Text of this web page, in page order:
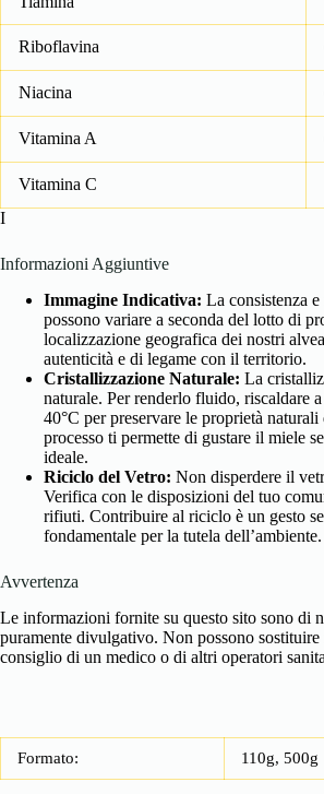
Riboflavina
Niacina
Vitamina A
Vitamina C
I
Informazioni Aggiuntive
Immagine Indicativa: La consistenza
possono variare a seconda del lotto di
localizzazione geografica dei nostri
autenticità e di legame con il territorio.
Cristallizzazione Naturale: La
naturale. Per renderlo fluido, riscaldare
40°C per preservare le proprietà
processo ti permette di gustare il miele
ideale.
Riciclo del Vetro: Non disperdere il
Verifica con le disposizioni del tuo
rifiuti. Contribuire al riciclo è un gesto
fondamentale per la tutela dell’ambiente.
Avvertenza
Le informazioni fornite su questo sito sono di
puramente divulgativo. Non possono
consiglio di un medico o di altri operatori
Formato: 110g, 500g